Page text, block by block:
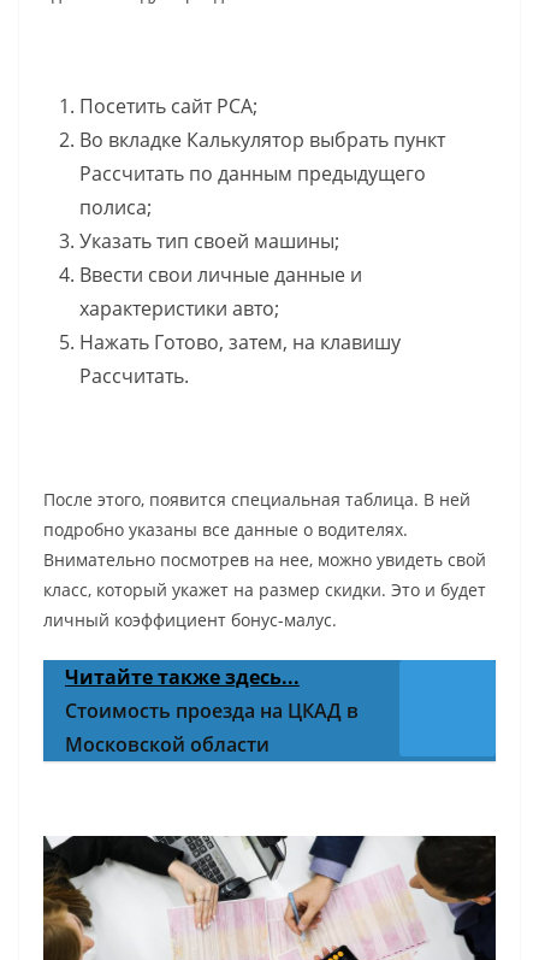
Посетить сайт РСА;
Во вкладке Калькулятор выбрать пункт
Рассчитать по данным предыдущего
полиса;
Указать тип своей машины;
Ввести свои личные данные и
характеристики авто;
Нажать Готово, затем, на клавишу
Рассчитать.
После этого, появится специальная таблица. В ней
подробно указаны все данные о водителях.
Внимательно посмотрев на нее, можно увидеть свой
класс, который укажет на размер скидки. Это и будет
личный коэффициент бонус-малус.
Читайте также здесь...
Стоимость проезда на ЦКАД в
Московской области